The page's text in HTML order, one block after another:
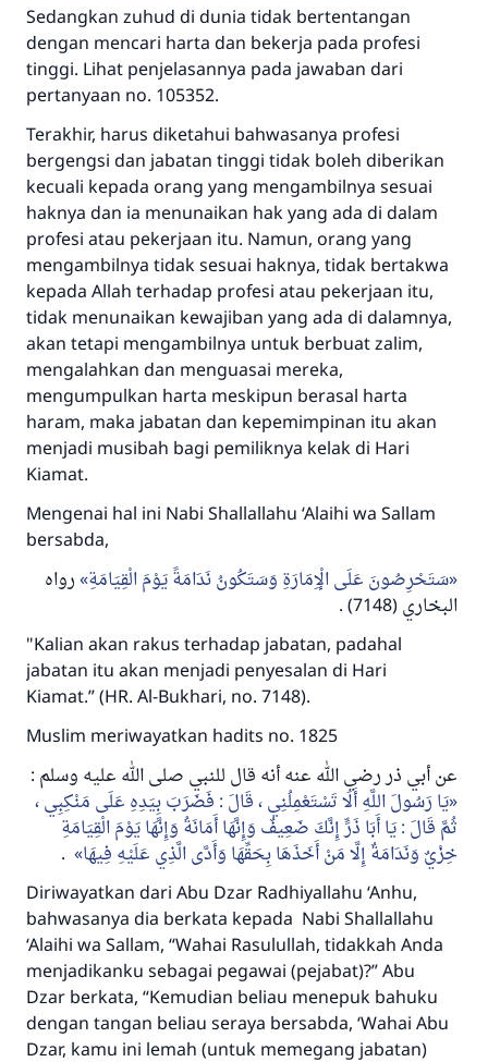
Sedangkan zuhud di dunia tidak bertentangan
dengan mencari harta dan bekerja pada profesi
tinggi. Lihat penjelasannya pada jawaban dari
pertanyaan no. 105352.
Terakhir, harus diketahui bahwasanya profesi
bergengsi dan jabatan tinggi tidak boleh diberikan
kecuali kepada orang yang mengambilnya sesuai
haknya dan ia menunaikan hak yang ada di dalam
profesi atau pekerjaan itu. Namun, orang yang
mengambilnya tidak sesuai haknya, tidak bertakwa
kepada Allah terhadap profesi atau pekerjaan itu,
tidak menunaikan kewajiban yang ada di dalamnya,
akan tetapi mengambilnya untuk berbuat zalim,
mengalahkan dan menguasai mereka,
mengumpulkan harta meskipun berasal harta
haram, maka jabatan dan kepemimpinan itu akan
menjadi musibah bagi pemiliknya kelak di Hari
Kiamat.
Mengenai hal ini Nabi Shallallahu ‘Alaihi wa Sallam
bersabda,
سَتَحْرِصُونَ عَلَى الْإِمَارَةِ وَسَتَكُونُ نَدَامَةً يَوْمَ الْقِيَامَةِ
رواه
البخاري (7148) .
"Kalian akan rakus terhadap jabatan, padahal
jabatan itu akan menjadi penyesalan di Hari
Kiamat.”(HR. Al-Bukhari, no. 7148).
Muslim meriwayatkan hadits no. 1825
عن أبي ذر رضي الله عنه أنه قال للنبي صلى الله عليه وسلم :
يَا رَسُولَ اللَّهِ أَلَا تَسْتَعْمِلُنِي ، قَالَ : فَضَرَبَ بِيَدِهِ عَلَى مَنْكِبِي ،
ثُمَّ قَالَ : يَا أَبَا ذَرٍّ إِنَّكَ ضَعِيفٌ وَإِنَّهَا أَمَانَةُ وَإِنَّهَا يَوْمَ الْقِيَامَةِ
خِزْيٌ وَنَدَامَةٌ إِلَّا مَنْ أَخَذَهَا بِحَقِّهَا وَأَدَّى الَّذِي عَلَيْهِ فِيهَا
.
Diriwayatkan dari Abu Dzar Radhiyallahu ‘Anhu,
bahwasanya dia berkata kepada Nabi Shallallahu
‘Alaihi wa Sallam, “Wahai Rasulullah, tidakkah Anda
menjadikanku sebagai pegawai (pejabat)?” Abu
Dzar berkata, “Kemudian beliau menepuk bahuku
dengan tangan beliau seraya bersabda, ‘Wahai Abu
Dzar, kamu ini lemah (untuk memegang jabatan)